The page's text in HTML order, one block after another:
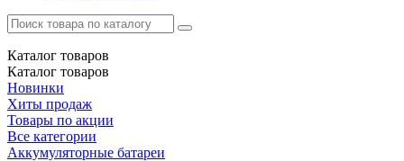
Каталог товаров
Каталог товаров
Новинки
Хиты продаж
Товары по акции
Все категории
Аккумуляторные батареи